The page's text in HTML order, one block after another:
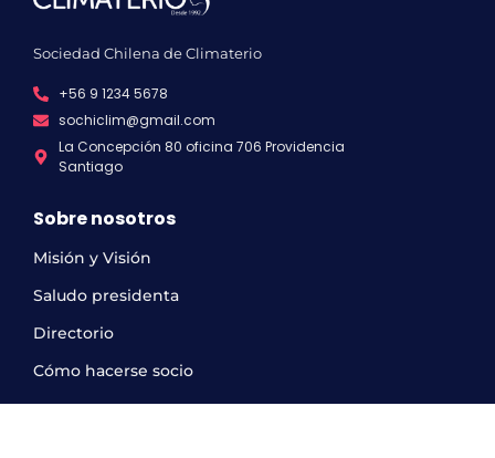
Sociedad Chilena de Climaterio
+56 9 1234 5678
sochiclim@gmail.com
La Concepción 80 oficina 706 Providencia
Santiago
Sobre nosotros
Misión y Visión
Saludo presidenta
Directorio
Cómo hacerse socio